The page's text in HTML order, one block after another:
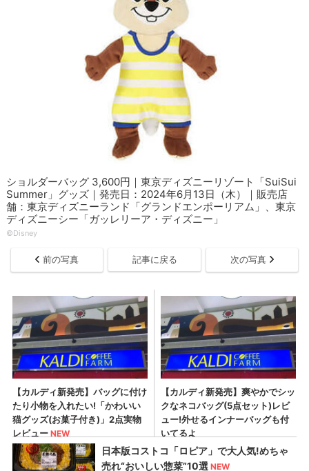
ショルダーバッグ 3,600円｜東京ディズニーリゾート「SuiSui
Summer」グッズ｜発売日：2024年6月13日（木）｜販売店
舗：東京ディズニーランド「グランドエンポーリアム」、東京
ディズニーシー「ガッレリーア・ディズニー」
©Disney
前の写真 記事に戻る 次の写真